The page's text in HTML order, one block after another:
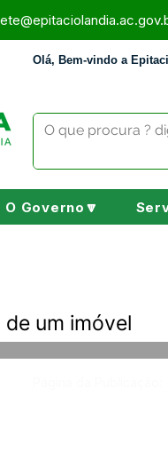
Olá, Bem-vindo a
O Governo🔽
um imóvel